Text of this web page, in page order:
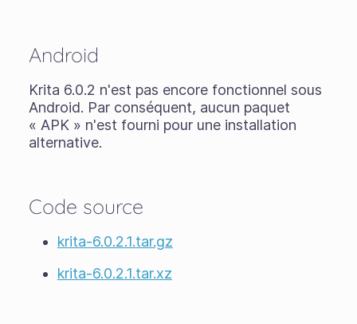
Android
Krita 6.0.2 n'est pas encore fonctionnel sous
Android. Par conséquent, aucun paquet
« APK » n'est fourni pour une installation
alternative.
Code source
krita-6.0.2.1.tar.gz
krita-6.0.2.1.tar.xz